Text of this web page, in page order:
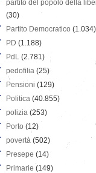
partito del popolo della
(30)
Partito Democratico (1.034)
PD (1.188)
PdL (2.781)
pedofilia (25)
Pensioni (129)
Politica (40.855)
polizia (253)
Porto (12)
povertà (502)
Presepe (14)
Primarie (149)